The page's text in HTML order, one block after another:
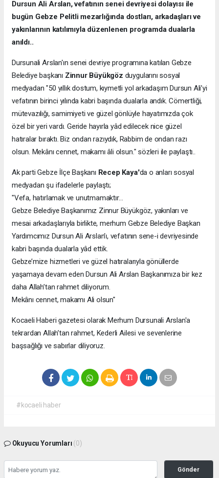
Dursun Ali Arslan, vefatının senei devriyesi dolayısı ile
bugün Gebze Pelitli mezarlığında dostları, arkadaşları ve
yakınlarının katılımıyla düzenlenen programda dualarla
anıldı..
Dursunali Arslan'ın senei devriye programına katılan Gebze
Belediye başkanı Zinnur Büyükgöz duygularını sosyal
medyadan "50 yıllık dostum, kıymetli yol arkadaşım Dursun Ali’yi
vefatının birinci yılında kabri başında dualarla andık. Cömertliği,
mütevazılığı, samimiyeti ve güzel gönlüyle hayatımızda çok
özel bir yeri vardı. Geride hayırla yâd edilecek nice güzel
hatıralar bıraktı. Biz ondan razıydık, Rabbim de ondan razı
olsun. Mekânı cennet, makamı âli olsun." sözleri ile paylaştı..
Ak parti Gebze İlçe Başkanı Recep Kaya'da o anları sosyal
medyadan şu ifadelerle paylaştı;
"Vefa, hatırlamak ve unutmamaktır…
Gebze Belediye Başkanımız Zinnur Büyükgöz, yakınları ve
mesai arkadaşlarıyla birlikte, merhum Gebze Belediye Başkan
Yardımcımız Dursun Ali Arslan’ı, vefatının sene-i devriyesinde
kabri başında dualarla yâd ettik.
Gebze’mize hizmetleri ve güzel hatıralarıyla gönüllerde
yaşamaya devam eden Dursun Ali Arslan Başkanımıza bir kez
daha Allah’tan rahmet diliyorum.
Mekânı cennet, makamı Ali olsun"
Kocaeli Haberi gazetesi olarak Merhum Dursunali Arslan'a
tekrardan Allah’tan rahmet, Kederli Ailesi ve sevenlerine
başsağlığı ve sabırlar diliyoruz.
#kocaeli haber
Okuyucu Yorumları (0)
Gönder